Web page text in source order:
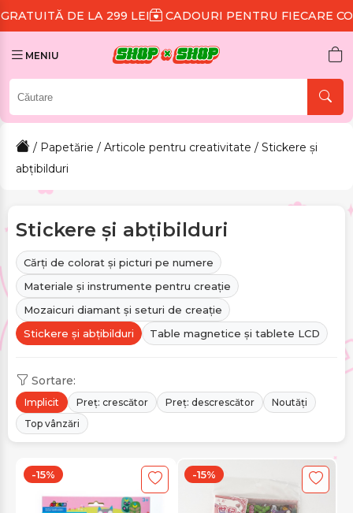
299 LEI CADOURI PENTRU FIECARE COMANDĂ
MENIU
/ Papetărie / Articole pentru creativitate / Stickere și
abțibilduri
Stickere și abțibilduri
Cărți de colorat și picturi pe numere
Materiale și instrumente pentru creație
Mozaicuri diamant și seturi de creație
Stickere și abțibilduri
Table magnetice și tablete LCD
Sortare:
Implicit Preț: crescător Preț: descrescător
Noutăți
Top vânzări
-15% -15%